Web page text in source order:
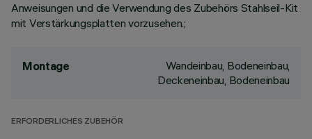
Anweisungen und die Verwendung des Zubehörs Stahlseil-Kit
mit Verstärkungsplatten vorzusehen.;
Montage
Wandeinbau, Bodeneinbau,
Deckeneinbau, Bodeneinbau
ERFORDERLICHES ZUBEHÖR